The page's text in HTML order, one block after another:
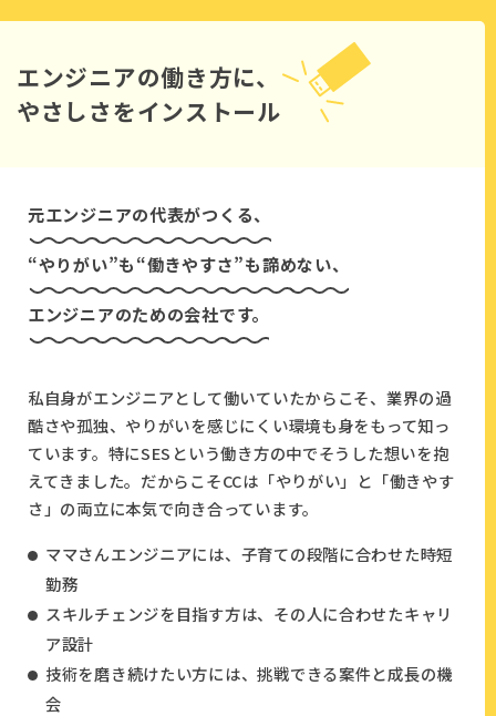
エンジニアの働き方に、
やさしさをインストール
元エンジニアの代表がつくる、
“やりがい”も“働きやすさ”も諦めない、
エンジニアのための会社です。
私自身がエンジニアとして働いていたからこそ、業界の過
酷さや孤独、やりがいを感じにくい環境も身をもって知っ
ています。特にSESという働き方の中でそうした想いを抱
えてきました。だからこそCCは「やりがい」と「働きやす
さ」の両立に本気で向き合っています。
ママさんエンジニアには、子育ての段階に合わせた時短
勤務
スキルチェンジを目指す方は、その人に合わせたキャリ
ア設計
技術を磨き続けたい方には、挑戦できる案件と成長の機
会